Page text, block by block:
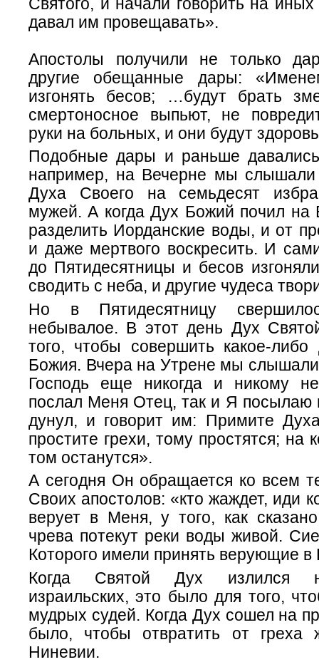
Святого, и начали говорить на
давал им провещавать».
Апостолы получили не только
другие обещанные дары:
изгонять бесов; …будут брать
смертоносное выпьют, не
руки на больных, и они будут
Подобные дары и раньше
например, на Вечерне мы слышали
Духа Своего на семьдесят
мужей. А когда Дух Божий почил на
разделить Иорданские воды, и от
и даже мертвого воскресить. И
до Пятидесятницы и бесов
cводить с неба, и другие чудеса
Но в Пятидесятницу
небывалое. В этот день Дух
того, чтобы совершить какое-
Божия. Вчера на Утрене мы
Господь еще никогда и никому
послал Меня Отец, так и Я посылаю
дунул, и говорит им: Примите
простите грехи, тому простятся; на
том останутся».
А сегодня Он обращается ко всем
Своих апостолов: «кто жаждет, иди
верует в Меня, у того, как
чрева потекут реки воды живой.
Которого имели принять верующие в
Когда Святой Дух излился
израильских, это было для того,
мудрых судей. Когда Дух сошел на
было, чтобы отвратить от греха
Ниневии.